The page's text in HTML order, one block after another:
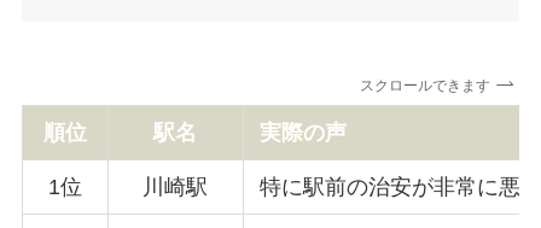
スクロールできます
順位 駅名 実際の声
1位 川崎駅 特に駅前の治安が非常に悪